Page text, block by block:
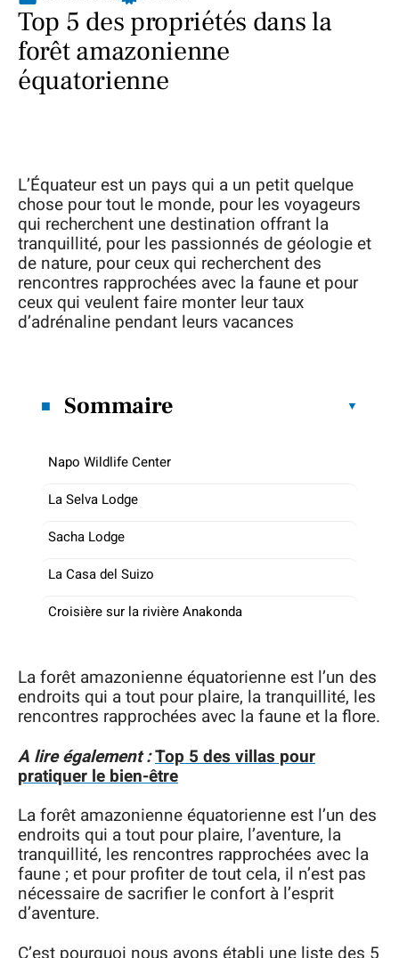
Top 5 des propriétés dans la
forêt amazonienne
équatorienne
L’Équateur est un pays qui a un petit quelque
chose pour tout le monde, pour les voyageurs
qui recherchent une destination offrant la
tranquillité, pour les passionnés de géologie et
de nature, pour ceux qui recherchent des
rencontres rapprochées avec la faune et pour
ceux qui veulent faire monter leur taux
d’adrénaline pendant leurs vacances
Sommaire
Napo Wildlife Center
La Selva Lodge
Sacha Lodge
La Casa del Suizo
Croisière sur la rivière Anakonda
La forêt amazonienne équatorienne est l’un des
endroits qui a tout pour plaire, la tranquillité, les
rencontres rapprochées avec la faune et la flore.
A lire également :Top 5 des villas pour
pratiquer le bien-être
La forêt amazonienne équatorienne est l’un des
endroits qui a tout pour plaire, l’aventure, la
tranquillité, les rencontres rapprochées avec la
faune ; et pour profiter de tout cela, il n’est pas
nécessaire de sacrifier le confort à l’esprit
d’aventure.